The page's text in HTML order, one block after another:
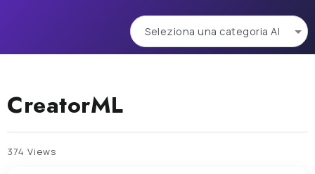
CreatorML
374 Views